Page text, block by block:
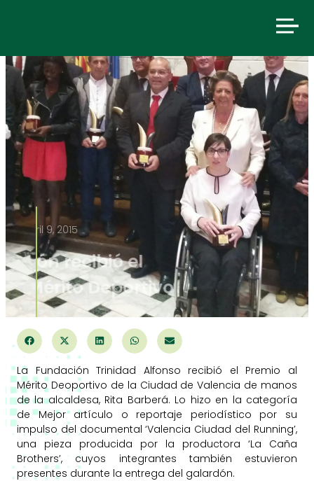
abril 9, 2015
La Fundación recibió el
Premio al Mérito Deportivo
La Fundación Trinidad Alfonso recibió el Premio al
Mérito Deoportivo de la Ciudad de Valencia de manos
de la alcaldesa, Rita Barberá. Lo hizo en la categoría
de Mejor artículo o reportaje periodístico por su
impulso del documental ‘Valencia Ciudad del Running’,
una pieza producida por la productora ‘La Caña
Brothers’, cuyos integrantes también estuvieron
presentes durante la entrega del galardón.